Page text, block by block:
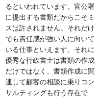
るといわれています。官公署
に提出する書類だからこそミ
スは許されません。それだけ
でも責任感が強い人に向いて
いる仕事といえます。それに
優秀な行政書士は書類の作成
だけではなく、書類作成に関
連して顧客の相談に乗りコン
サルティングも行う存在で